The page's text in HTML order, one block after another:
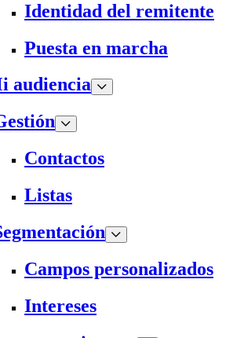
Identidad del remitente
Puesta en marcha
audiencia
Contactos
Listas
Campos personalizados
Intereses